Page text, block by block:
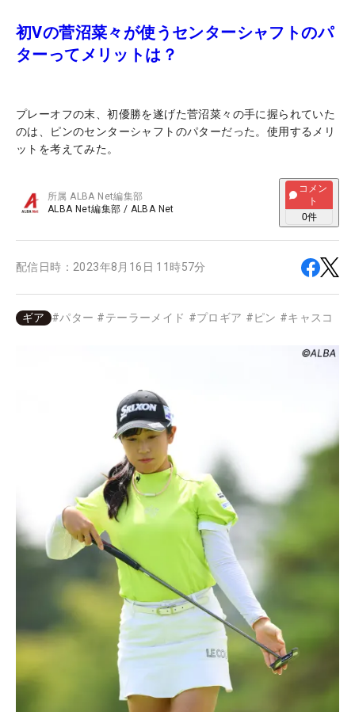
初Vの菅沼菜々が使うセンターシャフトのパ
ターってメリットは？
プレーオフの末、初優勝を遂げた菅沼菜々の手に握られていた
のは、ピンのセンターシャフトのパターだった。使用するメリ
ットを考えてみた。
所属ALBA Net編集部
ALBA Net編集部 / ALBA Net
コメン
ト
0件
配信日時： 2023年8月16日 11時57分
ギア #パター #テーラーメイド #プロギア #ピン #キャスコ